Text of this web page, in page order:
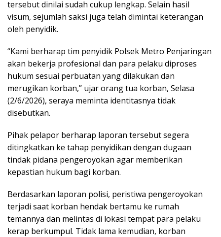
tersebut dinilai sudah cukup lengkap. Selain hasil
visum, sejumlah saksi juga telah dimintai keterangan
oleh penyidik.
“Kami berharap tim penyidik Polsek Metro Penjaringan
akan bekerja profesional dan para pelaku diproses
hukum sesuai perbuatan yang dilakukan dan
merugikan korban,” ujar orang tua korban, Selasa
(2/6/2026), seraya meminta identitasnya tidak
disebutkan.
Pihak pelapor berharap laporan tersebut segera
ditingkatkan ke tahap penyidikan dengan dugaan
tindak pidana pengeroyokan agar memberikan
kepastian hukum bagi korban.
Berdasarkan laporan polisi, peristiwa pengeroyokan
terjadi saat korban hendak bertamu ke rumah
temannya dan melintas di lokasi tempat para pelaku
kerap berkumpul. Tidak lama kemudian, korban